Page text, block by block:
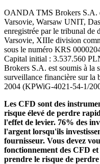
OANDA TMS Brokers S.A.
Varsovie, Warsaw UNIT,
enregistrée par le tribunal de
Varsovie, XIIIe division
sous le numéro KRS
Capital initial : 3.537.560
Brokers S.A. est soumis à la
surveillance financière sur la
2004 (KPWiG-4021-54-1/
Les CFD sont des
risque élevé de perdre
l'effet de levier. 76% des
l'argent lorsqu'ils
fournisseur. Vous devez
fonctionnement des CFD
prendre le risque de